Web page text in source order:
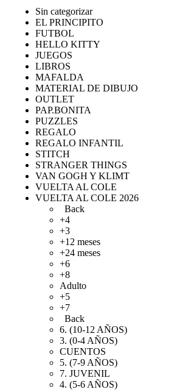
Sin categorizar
EL PRINCIPITO
FUTBOL
HELLO KITTY
JUEGOS
LIBROS
MAFALDA
MATERIAL DE DIBUJO
OUTLET
PAP.BONITA
PUZZLES
REGALO
REGALO INFANTIL
STITCH
STRANGER THINGS
VAN GOGH Y KLIMT
VUELTA AL COLE
VUELTA AL COLE 2026
Back
+4
+3
+12 meses
+24 meses
+6
+8
Adulto
+5
+7
Back
6. (10-12 AÑOS)
3. (0-4 AÑOS)
CUENTOS
5. (7-9 AÑOS)
7. JUVENIL
4. (5-6 AÑOS)